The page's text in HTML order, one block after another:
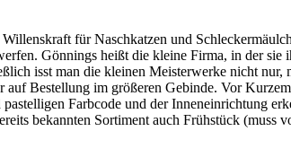
für Naschkatzen und
Gönnings heißt die kleine Firma, in der
isst man die kleinen Meisterwerke nicht
auf Bestellung im größeren Gebinde. Vor
pastelligen Farbcode und der Inneneinrichtung
bekannten Sortiment auch Frühstück (muss